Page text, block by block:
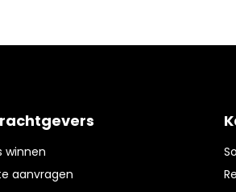
winnen
aanvragen